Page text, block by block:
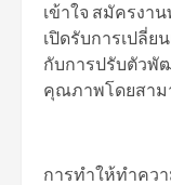
เข้าใจ สมัครงา
เปิดรับการเปลี่
กับการปรับตัวพั
คุณภาพโดยสาม
การทำให้ทำคว